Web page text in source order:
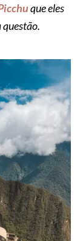
que eles
questão.